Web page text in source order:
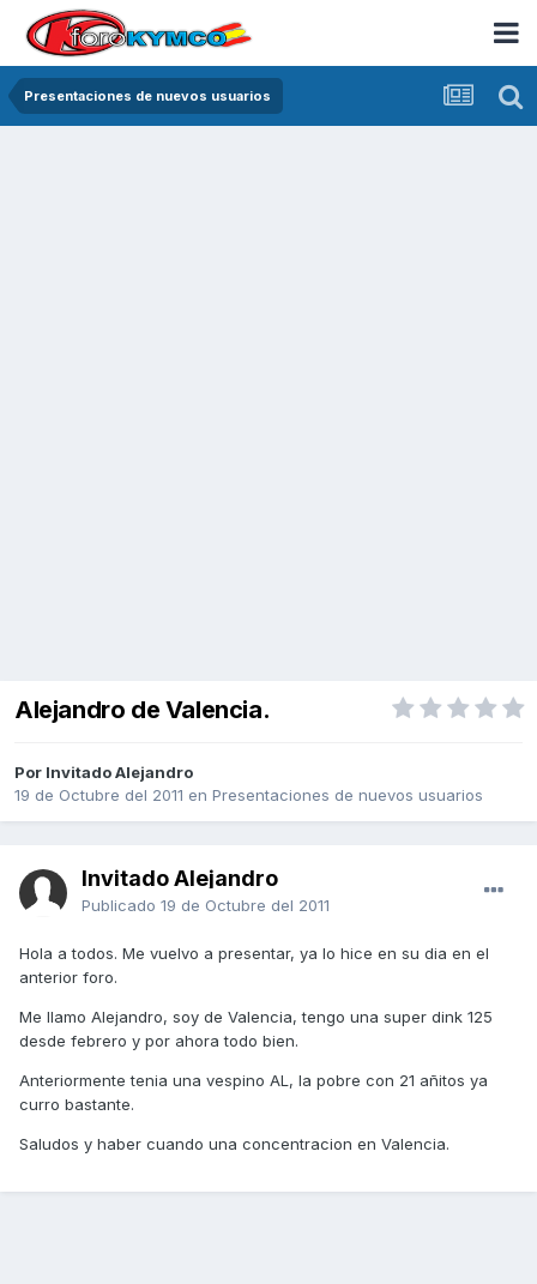
Presentaciones de nuevos usuarios
Alejandro de Valencia.
Por Invitado Alejandro
19 de Octubre del 2011 en Presentaciones de nuevos usuarios
Invitado Alejandro
Publicado 19 de Octubre del 2011
Hola a todos. Me vuelvo a presentar, ya lo hice en su dia en el
anterior foro.
Me llamo Alejandro, soy de Valencia, tengo una super dink 125
desde febrero y por ahora todo bien.
Anteriormente tenia una vespino AL, la pobre con 21 añitos ya
curro bastante.
Saludos y haber cuando una concentracion en Valencia.